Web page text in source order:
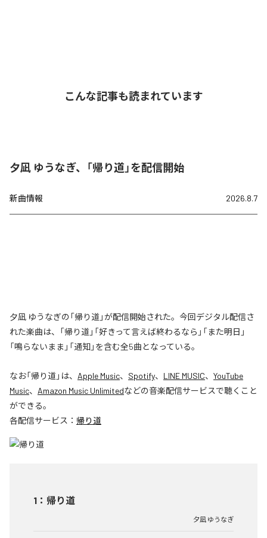
こんな記事も読まれています
夕凪 ゆうなぎ、「帰り道」を配信開始
新曲情報 2026.8.7
夕凪 ゆうなぎの「帰り道」が配信開始された。今回デジタル配信さ
れた楽曲は、「帰り道」「好きって言えば終わるなら」「また明日」
「鳴らないまま」「通知」を含む全5曲となっている。
なお「帰り道」は、 Apple Music、 Spotify、 LINE MUSIC、 YouTube
Music、 Amazon Music Unlimitedなどの音楽配信サービスで聴くこと
ができる。
各配信サービス： 帰り道
1 ： 帰り道
夕凪 ゆうなぎ